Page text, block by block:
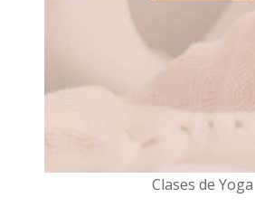
Clases de Yoga